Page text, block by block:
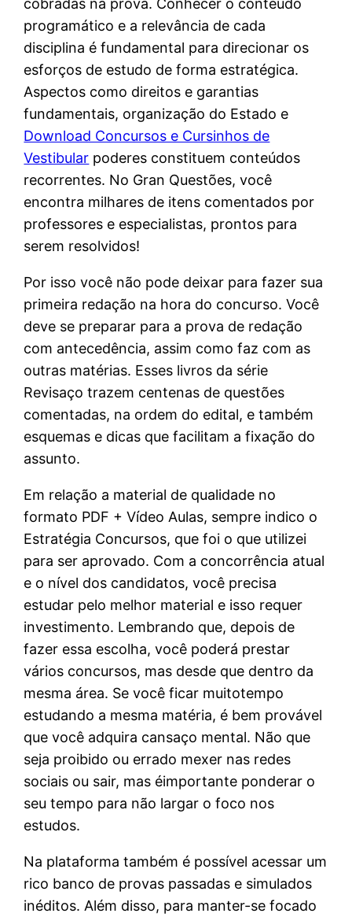
cobradas na prova. Conhecer o conteúdo
programático e a relevância de cada
disciplina é fundamental para direcionar os
esforços de estudo de forma estratégica.
Aspectos como direitos e garantias
fundamentais, organização do Estado e
Download Concursos e Cursinhos de
Vestibular poderes constituem conteúdos
recorrentes. No Gran Questões, você
encontra milhares de itens comentados por
professores e especialistas, prontos para
serem resolvidos!
Por isso você não pode deixar para fazer sua
primeira redação na hora do concurso. Você
deve se preparar para a prova de redação
com antecedência, assim como faz com as
outras matérias. Esses livros da série
Revisaço trazem centenas de questões
comentadas, na ordem do edital, e também
esquemas e dicas que facilitam a fixação do
assunto.
Em relação a material de qualidade no
formato PDF + Vídeo Aulas, sempre indico o
Estratégia Concursos, que foi o que utilizei
para ser aprovado. Com a concorrência atual
e o nível dos candidatos, você precisa
estudar pelo melhor material e isso requer
investimento. Lembrando que, depois de
fazer essa escolha, você poderá prestar
vários concursos, mas desde que dentro da
mesma área. Se você ficar muitotempo
estudando a mesma matéria, é bem provável
que você adquira cansaço mental. Não que
seja proibido ou errado mexer nas redes
sociais ou sair, mas éimportante ponderar o
seu tempo para não largar o foco nos
estudos.
Na plataforma também é possível acessar um
rico banco de provas passadas e simulados
inéditos. Além disso, para manter-se focado